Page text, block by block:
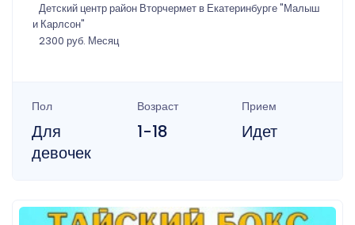
Детский центр район Вторчермет в Екатеринбурге "Малыш
и Карлсон"
2300 руб. Месяц
Пол
Для
девочек
Возраст
1-18
Прием
Идет